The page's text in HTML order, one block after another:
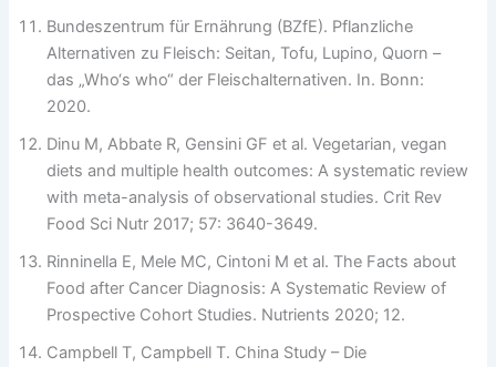
Bundeszentrum für Ernährung (BZfE). Pflanzliche
Alternativen zu Fleisch: Seitan, Tofu, Lupino, Quorn –
das „Who‘s who“ der Fleischalternativen. In. Bonn:
2020.
Dinu M, Abbate R, Gensini GF et al. Vegetarian, vegan
diets and multiple health outcomes: A systematic review
with meta-analysis of observational studies. Crit Rev
Food Sci Nutr 2017; 57: 3640-3649.
Rinninella E, Mele MC, Cintoni M et al. The Facts about
Food after Cancer Diagnosis: A Systematic Review of
Prospective Cohort Studies. Nutrients 2020; 12.
Campbell T, Campbell T. China Study – Die